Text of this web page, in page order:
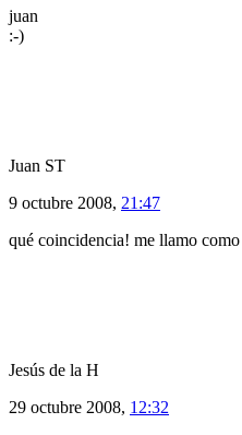
juan
:-)
Juan ST
9 octubre 2008, 21:47
qué coincidencia! me llamo
Jesús de la H
29 octubre 2008, 12:32